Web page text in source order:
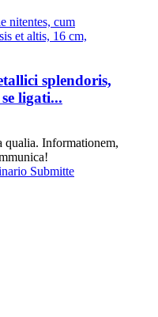
splendoris,
ligati...
qualia. Informationem,
Submitte